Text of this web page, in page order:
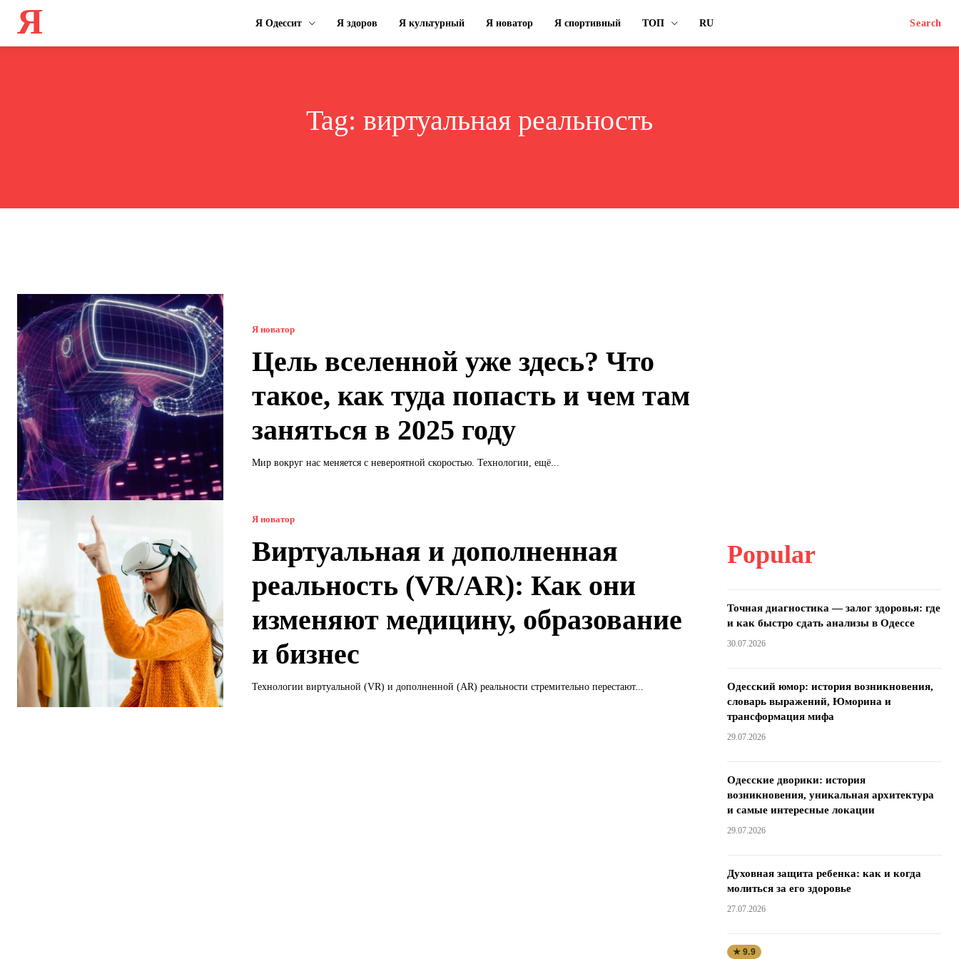
Я Я Одессит Я здоров Я культурный Я новатор Я спортивный ТОП RU Search
Tag: виртуальная реальность
Я новатор
Цель вселенной уже здесь? Что
такое, как туда попасть и чем там
заняться в 2025 году
Мир вокруг нас меняется с невероятной скоростью. Технологии, ещё...
Я новатор
Виртуальная и дополненная
реальность (VR/AR): Как они
изменяют медицину, образование
и бизнес
Технологии виртуальной (VR) и дополненной (AR) реальности стремительно перестают...
Popular
Точная диагностика — залог здоровья: где
и как быстро сдать анализы в Одессе
30.07.2026
Одесский юмор: история возникновения,
словарь выражений, Юморина и
трансформация мифа
29.07.2026
Одесские дворики: история
возникновения, уникальная архитектура
и самые интересные локации
29.07.2026
Духовная защита ребенка: как и когда
молиться за его здоровье
27.07.2026
★ 9.9